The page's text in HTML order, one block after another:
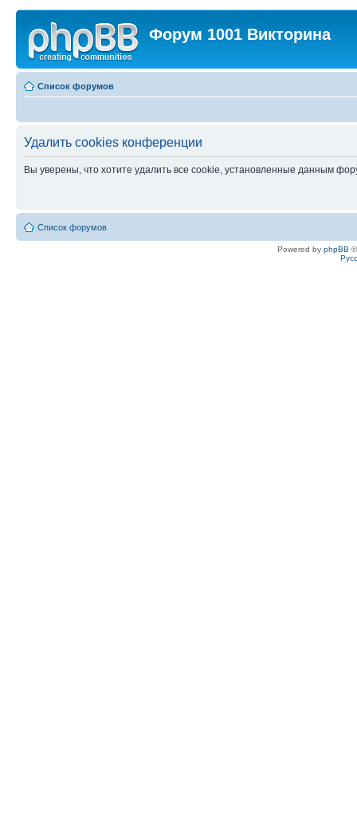
Форум 1001 Викторина
Список форумов
Удалить cookies конференции
Вы уверены, что хотите удалить все cookie, установленные данным
Список форумов
Powered by phpBB